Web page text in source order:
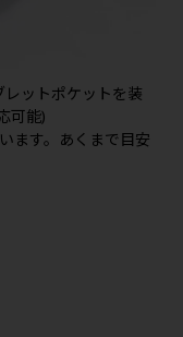
ットポケットを装
可能)
ます。あくまで目安